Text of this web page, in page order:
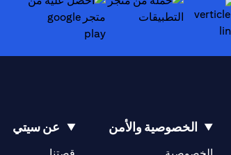
opens in a new tab
الخصوصية والأمن عن سيتي